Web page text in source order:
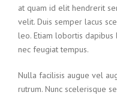
at quam id elit hendrerit
velit. Duis semper lacus
leo. Etiam lobortis
nec feugiat tempus.
Nulla facilisis augue vel
rutrum. Nunc scelerisque